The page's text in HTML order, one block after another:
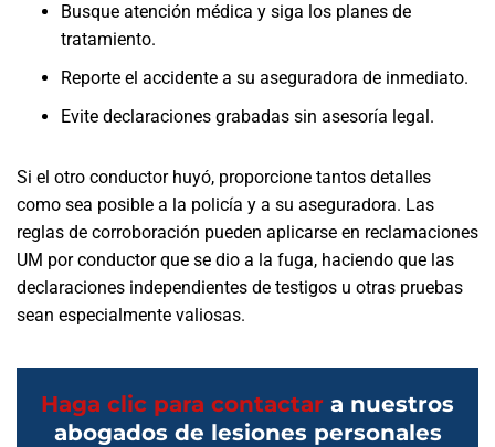
Busque atención médica y siga los planes de
tratamiento.
Reporte el accidente a su aseguradora de inmediato.
Evite declaraciones grabadas sin asesoría legal.
Si el otro conductor huyó, proporcione tantos detalles
como sea posible a la policía y a su aseguradora. Las
reglas de corroboración pueden aplicarse en reclamaciones
UM por conductor que se dio a la fuga, haciendo que las
declaraciones independientes de testigos u otras pruebas
sean especialmente valiosas.
Haga clic para contactar a nuestros
abogados de lesiones personales